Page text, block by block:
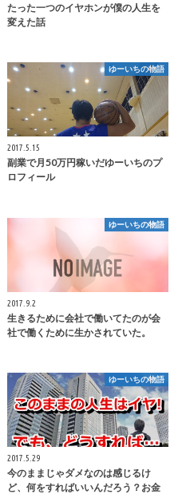
たった一つのイヤホンが僕の人生を
変えた話
ゆーいちの物語
2017.5.15
副業で月50万円稼いだゆーいちのプ
ロフィール
ゆーいちの物語
2017.9.2
生きるために会社で働いてたのが会
社で働くために生かされていた。
ゆーいちの物語
2017.5.29
今のままじゃダメなのは感じるけ
ど、何をすればいいんだろう？お金